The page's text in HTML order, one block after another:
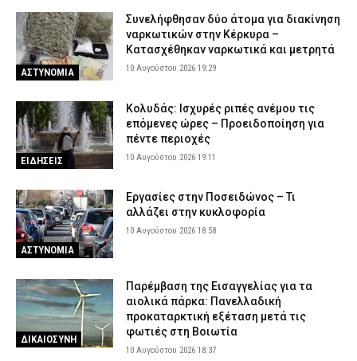
ΑΣΤΥΝΟΜΙΑ
Συνελήφθησαν δύο άτομα για διακίνηση
ναρκωτικών στην Κέρκυρα –
Κατασχέθηκαν ναρκωτικά και μετρητά
10 Αυγούστου 2026 19:29
ΕΙΔΗΣΕΙΣ
Κολυδάς: Ισχυρές ριπές ανέμου τις
επόμενες ώρες – Προειδοποίηση για
πέντε περιοχές
10 Αυγούστου 2026 19:11
ΑΣΤΥΝΟΜΙΑ
Εργασίες στην Ποσειδώνος – Τι
αλλάζει στην κυκλοφορία
10 Αυγούστου 2026 18:58
ΔΙΚΑΙΟΣΥΝΗ
Παρέμβαση της Εισαγγελίας για τα
αιολικά πάρκα: Πανελλαδική
προκαταρκτική εξέταση μετά τις
φωτιές στη Βοιωτία
10 Αυγούστου 2026 18:37